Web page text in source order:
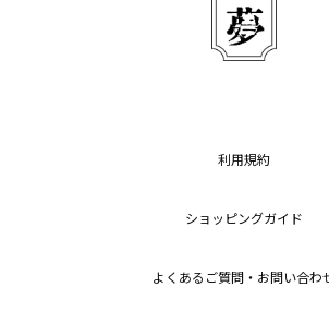
利用規約
ショッピングガイド
よくあるご質問・お問い合わ